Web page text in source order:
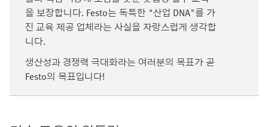
을 보장합니다. Festo는 독특한 "산업 DNA"를 가
진 교육 제공 업체라는 사실을 자랑스럽게 생각합
니다.
생산성과 경쟁력 극대화라는 여러분의 목표가 곧
Festo의 목표입니다!